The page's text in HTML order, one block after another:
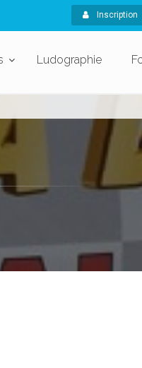
Inscription
Ludographie